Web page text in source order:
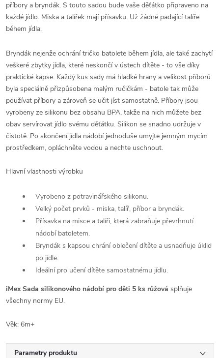
příbory a bryndák. S touto sadou bude vaše děťátko připraveno na
každé jídlo. Miska a talířek mají přísavku. Už žádné padající talíře
během jídla.
Bryndák nejenže ochrání tričko batolete během jídla, ale také zachytí
veškeré zbytky jídla, které neskončí v ústech dítěte - to vše díky
praktické kapse. Každý kus sady má hladké hrany a velikost příborů
byla speciálně přizpůsobena malým ručičkám - batole tak může
používat příbory a zároveň se učit jíst samostatně. Příbory jsou
vyrobeny ze silikonu bez obsahu BPA, takže na nich můžete bez
obav servírovat jídlo svému děťátku. Silikon se snadno udržuje v
čistotě. Po skončení jídla nádobí jednoduše umyjte jemným mycím
prostředkem, opláchněte vodou a nechte uschnout.
Hlavní vlastnosti výrobku
Vyrobeno z potravinářského silikonu.
Velký počet prvků - miska, talíř, příbor a bryndák.
Přísavka na misce a talíři, která zabraňuje převrhnutí
nádobí batoletem.
Bryndák s kapsou chrání oblečení dítěte a usnadňuje úklid
po jídle.
Ideální pro učení dítěte samostatnému jídlu.
iMex Sada silikonového nádobí pro děti 5 ks růžová splňuje
všechny normy EU.
Věk: 6m+
Parametry produktu